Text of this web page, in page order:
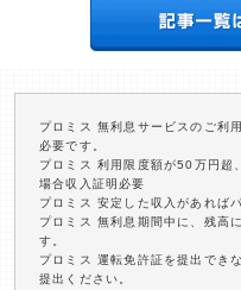
プロミス 無利息サービスのご利
必要です。
プロミス 利用限度額が50万円超
場合収入証明必要
プロミス 安定した収入があれば
プロミス 無利息期間中に、残高
す。
プロミス 運転免許証を提出でき
提出ください。